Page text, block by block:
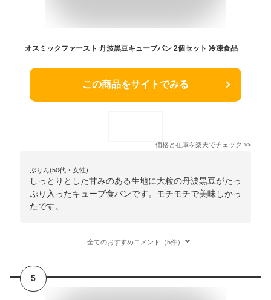
オスミックファースト 丹波黒豆キューブパン 2個セット 冷凍食品
この商品をサイトでみる
価格と在庫を楽天でチェック >>
ぷりん(50代・女性)
しっとりとした甘みのある生地に大粒の丹波黒豆がたっ
ぷり入ったキューブ食パンです。モチモチで美味しかっ
たです。
全てのおすすめコメント（5件）
5